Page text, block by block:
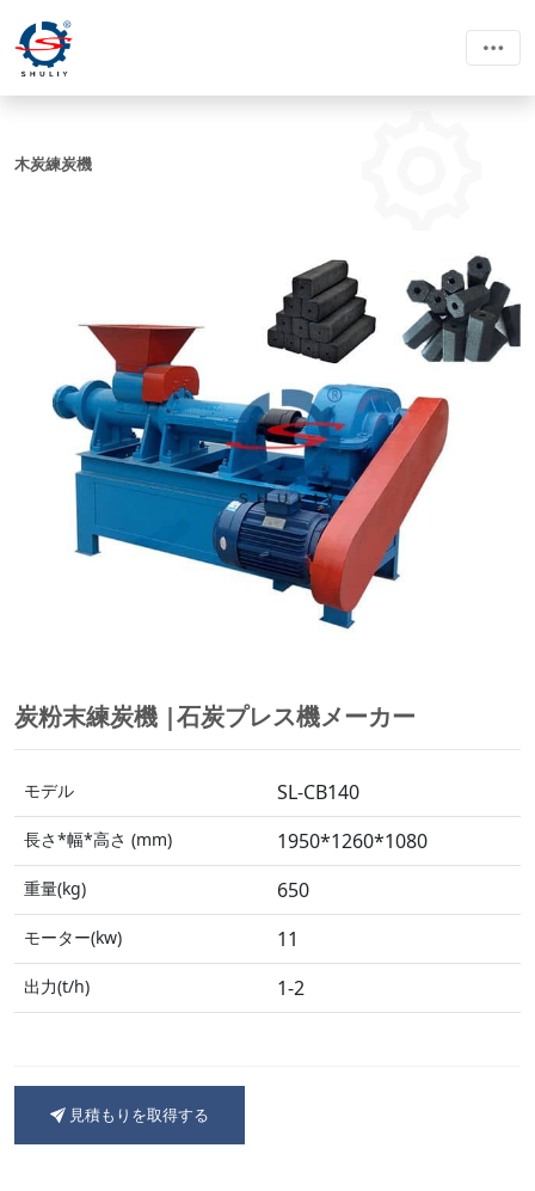
木炭練炭機
炭粉末練炭機 |石炭プレス機メーカー
モデル SL-CB140
長さ*幅*高さ (mm) 1950*1260*1080
重量(kg) 650
モーター(kw) 11
出力(t/h) 1-2
見積もりを取得する